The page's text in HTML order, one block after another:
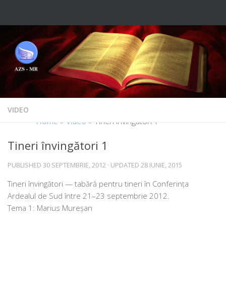
VIDEO
Home » Video » Tineri învingători 1
Tineri învingători 1
PUBLISHED 30 SEPTEMBRIE, 2012 · UPDATED 28 IUNIE, 2015
Tineri înving­ă­tori — tabă­ră pen­tru tineri în Conferința
Ardealul de Sud între 21–23 sep­tem­brie 2012.
Tema 1: Marius Mureșan